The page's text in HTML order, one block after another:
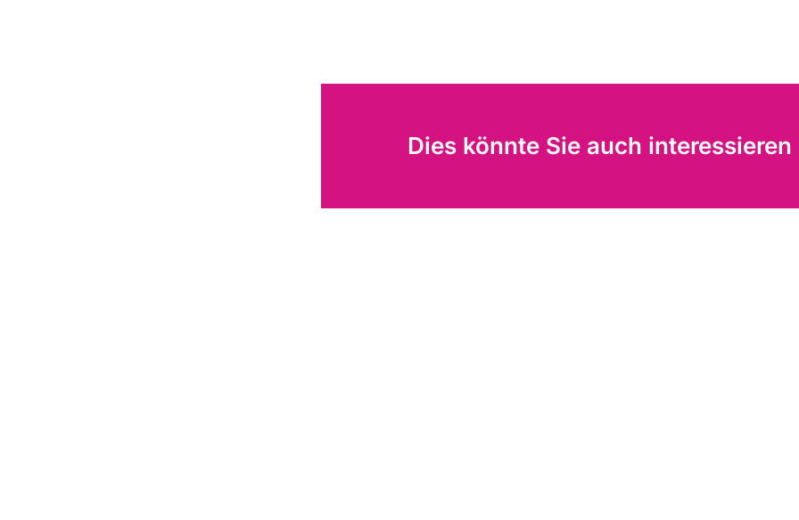
Dies könnte Sie auch interessieren